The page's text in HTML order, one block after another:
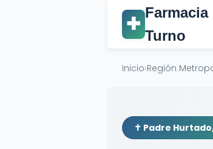
✚
Farmacia
Turno
Inicio›Región
✝️ Padre